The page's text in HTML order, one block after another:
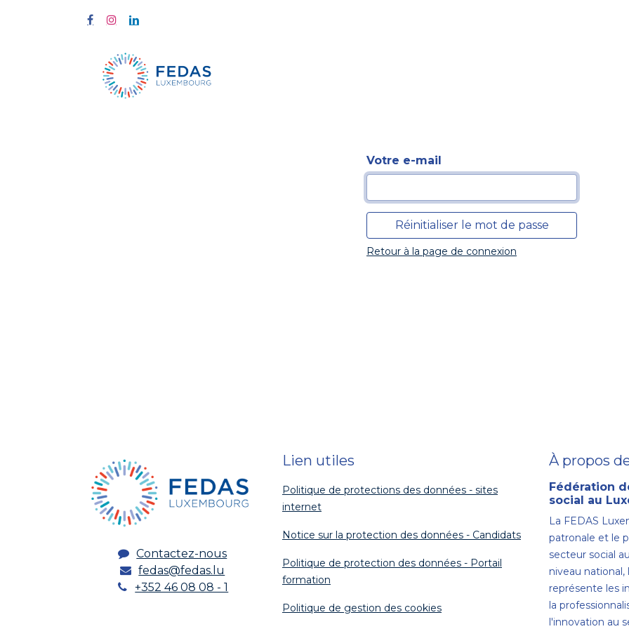
Votre e-mail
Réinitialiser le mot de passe
Retour à la page de connexion
Contactez-nous
fedas@fedas.lu
+352 46 08 08 - 1
Lien utiles
Politique de protections des données - sites
internet
Notice sur la protection des données - Candidats
Politique de protection des données - Portail
formation
Politique de gestion des cookies
À propos
Fédération
social au
La FEDAS
patronale et le
secteur social
niveau
représente les
la
l'innovation au